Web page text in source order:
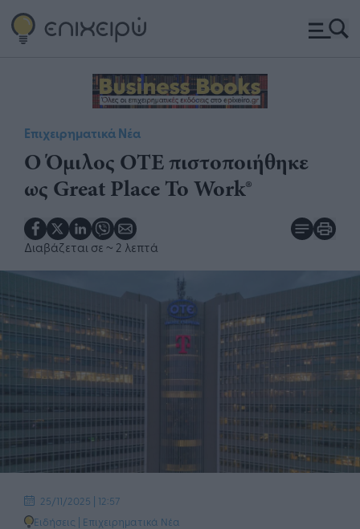
Επιχειρηματικά Νέα
Ο Όμιλος ΟΤΕ πιστοποιήθηκε
ως Great Place To Work®
Διαβάζεται σε ~ 2 λεπτά
25/11/2025 | 12:57
Ειδήσεις | Επιχειρηματικά Νέα